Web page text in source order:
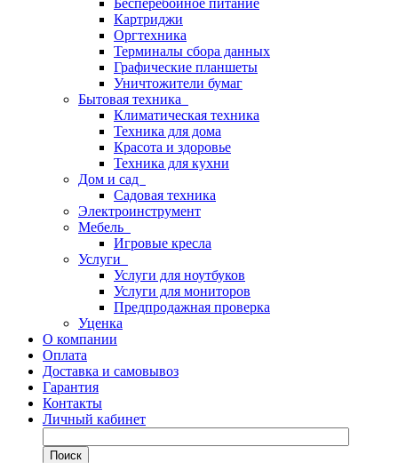
Бесперебойное питание
Картриджи
Оргтехника
Терминалы сбора данных
Графические планшеты
Уничтожители бумаг
Бытовая техника
Климатическая техника
Техника для дома
Красота и здоровье
Техника для кухни
Дом и сад
Садовая техника
Электроинструмент
Мебель
Игровые кресла
Услуги
Услуги для ноутбуков
Услуги для мониторов
Предпродажная проверка
Уценка
О компании
Оплата
Доставка и самовывоз
Гарантия
Контакты
Личный кабинет
Поиск